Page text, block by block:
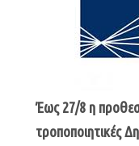
Έως 27/8 η
τροποποιητικές